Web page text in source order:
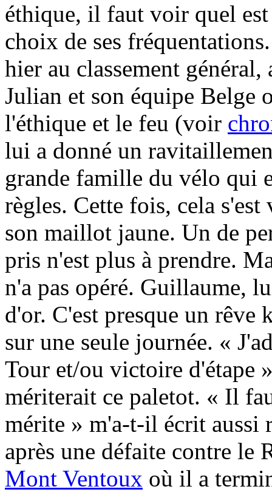
éthique, il faut voir quel
choix de ses
hier au classement
Julian et son équipe Belge
l'éthique et le feu (voir
lui a donné un
grande famille du vélo qui
règles. Cette fois, cela
son maillot jaune. Un de
pris n'est plus à prendre.
n'a pas opéré. Guillaume,
d'or. C'est presque un rêve
sur une seule journée. «
Tour et/ou victoire d'étape
mériterait ce paletot. « Il
mérite » m'a-t-il écrit aussi
après une défaite contre le
Mont Ventoux où il a